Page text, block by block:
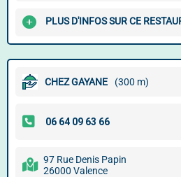
PLUS D'INFOS SUR CE
CHEZ GAYANE (300 m)
97 Rue Denis Papin
26000 Valence